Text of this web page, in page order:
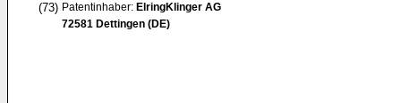
(73) Patentinhaber: ElringKlinger AG
72581 Dettingen (DE)